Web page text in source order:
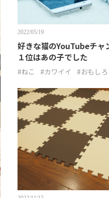
2022/05/19
好きな猫のYouTubeチャ
１位はあの子でした
#ねこ #カワイイ #おもしろ